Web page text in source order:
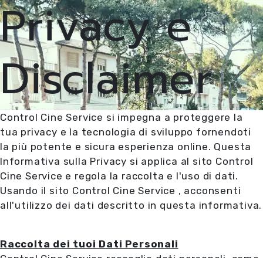
Privacy e
Disclaimer
Control Cine Service si impegna a proteggere la
tua privacy e la tecnologia di sviluppo fornendoti
la più potente e sicura esperienza online. Questa
Informativa sulla Privacy si applica al sito Control
Cine Service e regola la raccolta e l'uso di dati.
Usando il sito Control Cine Service , acconsenti
all'utilizzo dei dati descritto in questa informativa.
Raccolta dei tuoi Dati Personali